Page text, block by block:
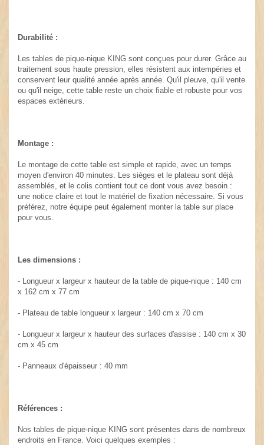
Durabilité :
Les tables de pique-nique KING sont conçues pour durer. Grâce au
traitement sous haute pression, elles résistent aux intempéries et
conservent leur qualité année après année. Qu'il pleuve, qu'il vente
ou qu'il neige, cette table reste un choix fiable et robuste pour vos
espaces extérieurs.
Montage :
Le montage de cette table est simple et rapide, avec un temps
moyen d'environ 40 minutes. Les sièges et le plateau sont déjà
assemblés, et le colis contient tout ce dont vous avez besoin :
une notice claire et tout le matériel de fixation nécessaire. Si vous
préférez, notre équipe peut également monter la table sur place
pour vous.
Les dimensions :
- Longueur x largeur x hauteur de la table de pique-nique : 140 cm
x 162 cm x 77 cm
- Plateau de table longueur x largeur : 140 cm x 70 cm
- Longueur x largeur x hauteur des surfaces d'assise : 140 cm x 30
cm x 45 cm
- Panneaux d'épaisseur : 40 mm
Références :
Nos tables de pique-nique KING sont présentes dans de nombreux
endroits en France. Voici quelques exemples :